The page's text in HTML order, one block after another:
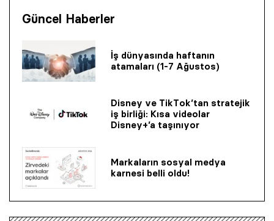
Güncel Haberler
İş dünyasında haftanın
atamaları (1-7 Ağustos)
Disney ve TikTok’tan stratejik
iş birliği: Kısa videolar
Disney+’a taşınıyor
Markaların sosyal medya
karnesi belli oldu!